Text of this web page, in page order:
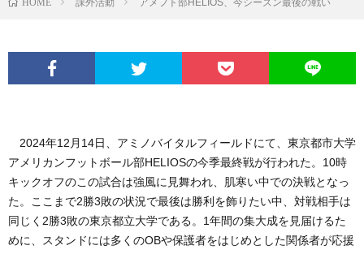
課外活動 アメフト部HELIOS、今シーズン最後の戦い
2024年12月14日、アミノバイタルフィールドにて、東京都市大学
アメリカンフットボール部HELIOSの今季最終戦が行われた。10時
キックオフのこの試合は強風に見舞われ、肌寒い中での決戦となっ
た。ここまで2勝3敗の状況で最後は勝利を飾りたい中、対戦相手は
同じく2勝3敗の東京都立大学である。1年間の集大成を見届けるた
めに、スタンドには多くのOBや保護者をはじめとした関係者が応援